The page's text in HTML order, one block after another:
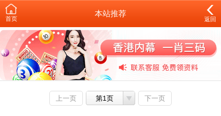
首页
本站推荐
返回
上一页 第1页 下一页